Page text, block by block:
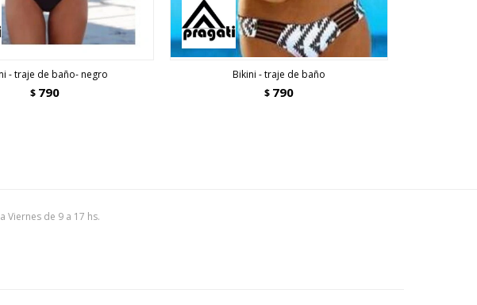
- traje de baño- negro
$ 790
Bikini - traje de baño
$ 790
Viernes de 9 a 17 hs.